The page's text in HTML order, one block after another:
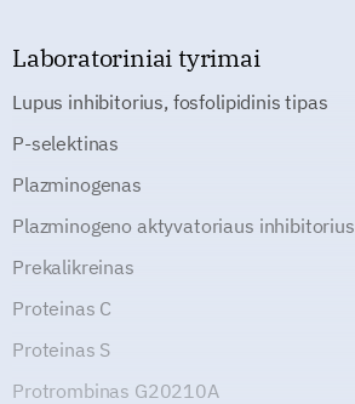
Laboratoriniai tyrimai
Lupus inhibitorius, fosfolipidinis tipas
P-selektinas
Plazminogenas
Plazminogeno aktyvatoriaus inhibitorius
Prekalikreinas
Proteinas C
Proteinas S
Protrombinas G20210A